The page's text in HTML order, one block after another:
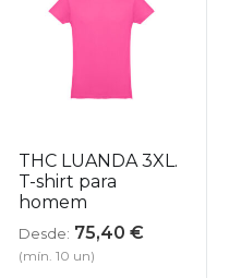
THC LUANDA 3XL.
T-shirt para
homem
Desde: 75,40 €
(mín. 10 un)